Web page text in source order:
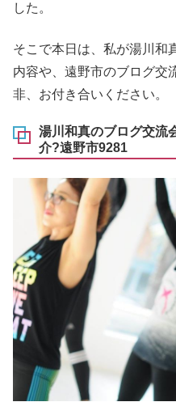
した。
そこで本日は、私が湯川和
内容や、遠野市のブログ交
非、お付き合いください。
湯川和真のブログ交流
介?遠野市9281